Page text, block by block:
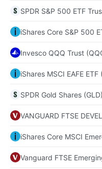
SPDR S&P 500 ETF
iShares Core S&P 500
Invesco QQQ Trust
iShares MSCI EAFE ETF
SPDR Gold Shares (GLD)
VANGUARD FTSE
iShares Core MSCI
Vanguard FTSE